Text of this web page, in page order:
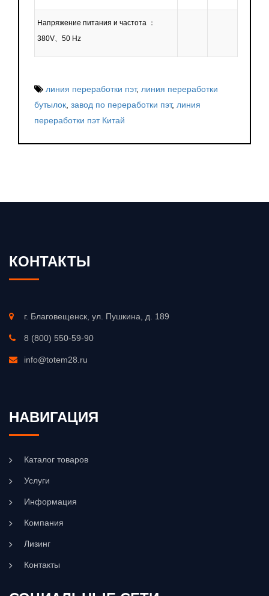
Напряжение питания и частота ：
380V、50 Hz
линия переработки пэт, линия переработки
бутылок завод по переработки пэт, линия
переработки пэт Китай
КОНТАКТЫ
г. Благовещенск, ул. Пушкина, д. 189
8 (800) 550-59-90
info@totem28.ru
НАВИГАЦИЯ
Каталог товаров
Услуги
Информация
Компания
Лизинг
Контакты